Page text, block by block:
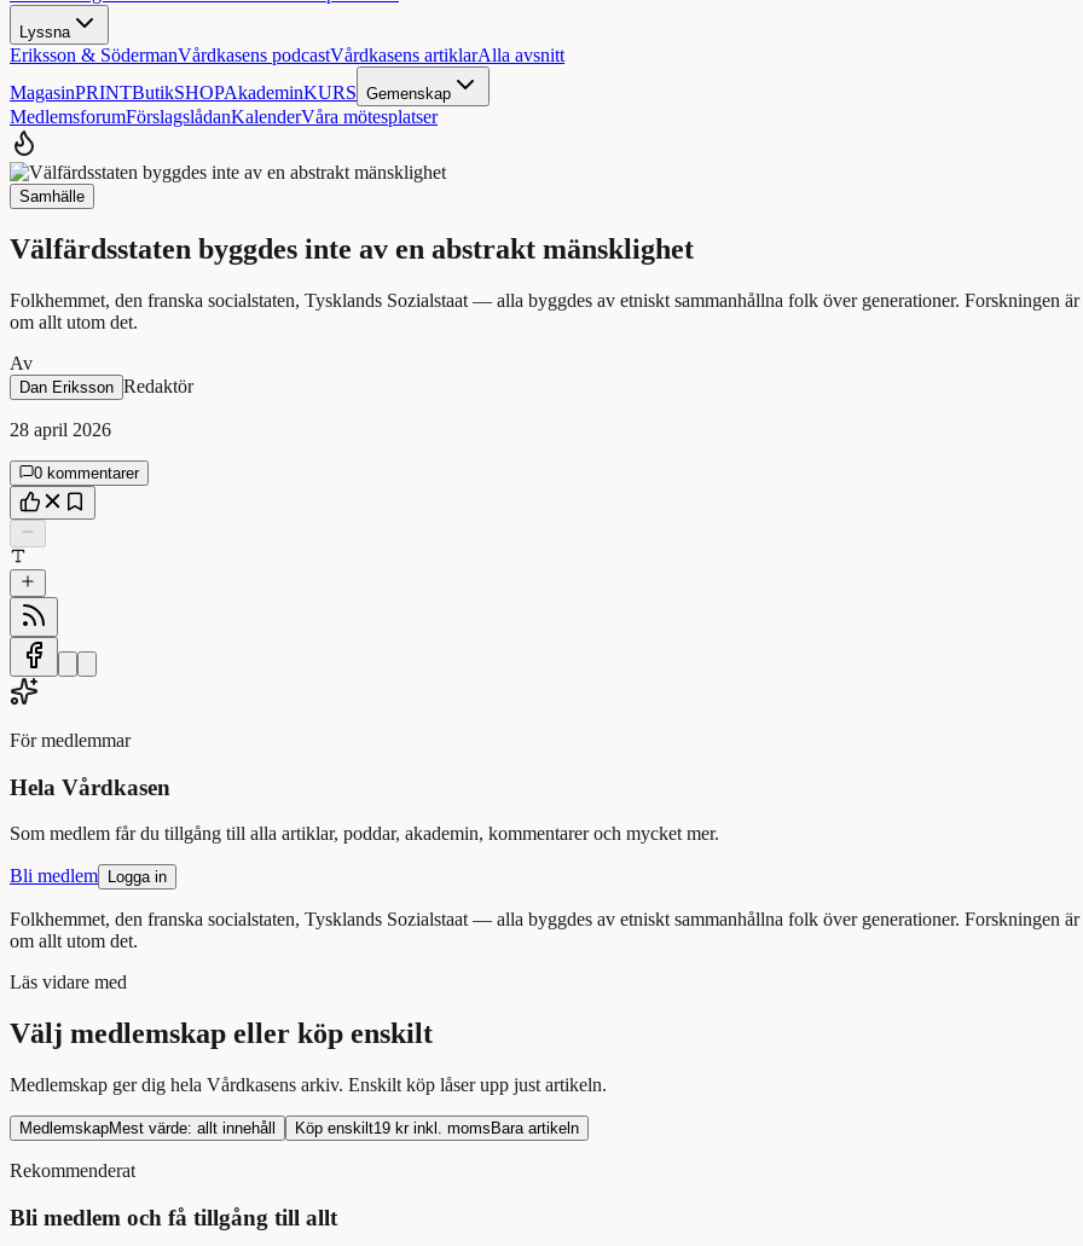
Lyssna
Eriksson & SödermanVårdkasens podcastVårdkasens artiklarAlla avsnitt
MagasinPRINTButikSHOPAkademinKURS Gemenskap
MedlemsforumFörslagslådanKalenderVåra mötesplatser
Samhälle
Välfärdsstaten byggdes inte av en abstrakt mänsklighet
Folkhemmet, den franska socialstaten, Tysklands Sozialstaat — alla byggdes av etniskt sammanhållna folk över generationer. Forskningen
om allt utom det.
Av
Dan Eriksson Redaktör
28 april 2026
0 kommentarer
För medlemmar
Hela Vårdkasen
Som medlem får du tillgång till alla artiklar, poddar, akademin, kommentarer och mycket mer.
Bli medlem Logga in
Folkhemmet, den franska socialstaten, Tysklands Sozialstaat — alla byggdes av etniskt sammanhållna folk över generationer. Forskningen
om allt utom det.
Läs vidare med
Välj medlemskap eller köp enskilt
Medlemskap ger dig hela Vårdkasens arkiv. Enskilt köp låser upp just artikeln.
MedlemskapMest värde: allt innehåll Köp enskilt19 kr inkl. moms Bara artikeln
Rekommenderat
Bli medlem och få tillgång till allt